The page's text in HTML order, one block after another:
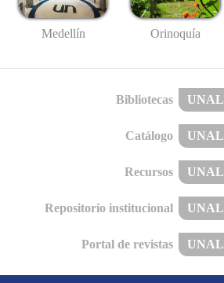
Medellín Orinoquía
Bibliotecas UNAL
Catálogo UNAL
Recursos UNAL
Repositorio institucional UNAL
Portal de revistas UNAL